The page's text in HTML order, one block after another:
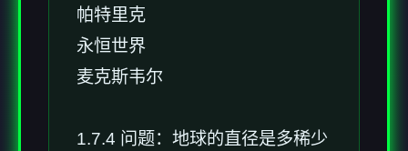
帕特里克
永恒世界
麦克斯韦尔
1.7.4 问题：地球的直径是多稀少